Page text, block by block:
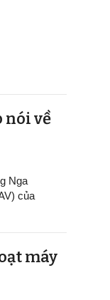
nói về
Nga
của
máy